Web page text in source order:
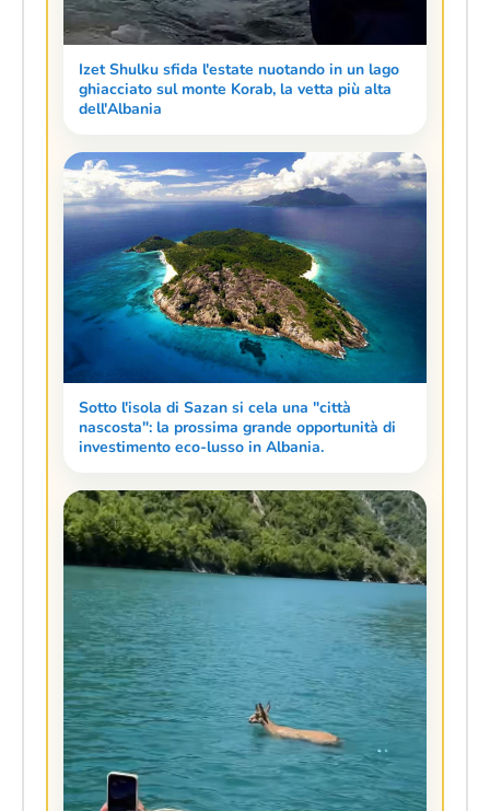
Izet Shulku sfida l'estate nuotando in un lago
ghiacciato sul monte Korab, la vetta più alta
dell'Albania
Sotto l'isola di Sazan si cela una "città
nascosta": la prossima grande opportunità di
investimento eco-lusso in Albania.